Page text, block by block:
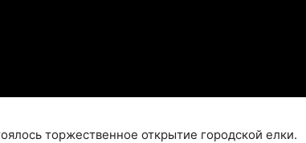
торжественное открытие городской елки.